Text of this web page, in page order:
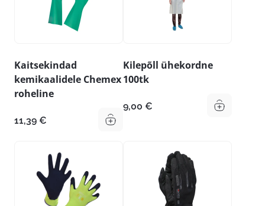
Kaitsekindad
kemikaalidele Chemex
roheline
11,39 €
Kilepõll ühekordne
100tk
9,00 €